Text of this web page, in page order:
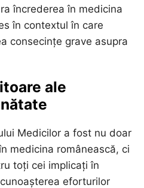
încrederea în medicina
în contextul în care
consecințe grave asupra
ale
Medicilor a fost nu doar
medicina românească, ci
toți cei implicați în
eforturilor